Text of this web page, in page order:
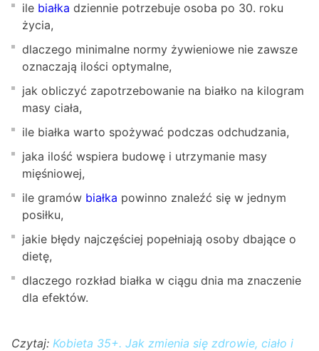
ile białka dziennie potrzebuje osoba po 30. roku
życia,
dlaczego minimalne normy żywieniowe nie zawsze
oznaczają ilości optymalne,
jak obliczyć zapotrzebowanie na białko na kilogram
masy ciała,
ile białka warto spożywać podczas odchudzania,
jaka ilość wspiera budowę i utrzymanie masy
mięśniowej,
ile gramów białka powinno znaleźć się w jednym
posiłku,
jakie błędy najczęściej popełniają osoby dbające o
dietę,
dlaczego rozkład białka w ciągu dnia ma znaczenie
dla efektów.
Czytaj: Kobieta 35+. Jak zmienia się zdrowie, ciało i